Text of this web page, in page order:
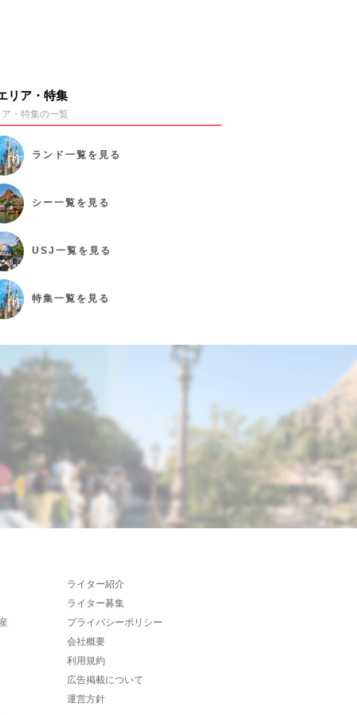
リア・特集
・特集の一覧
ランド 一覧を見る
シー一覧を見る
USJ 一覧を見る
特集一覧を見る
ライター紹介
ライター募集
プライバシーポリシー
会社概要
利用規約
広告掲載について
運営方針